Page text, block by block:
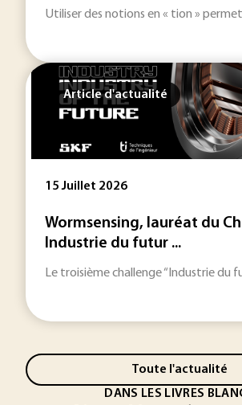
Utiliser des notions en « tion »
Article d'actualité
15 Juillet 2026
Wormsensing, lauréat du
Industrie du futur ...
Le troisième challenge “Industrie du
Toute l'actualité
DANS LES LIVRES